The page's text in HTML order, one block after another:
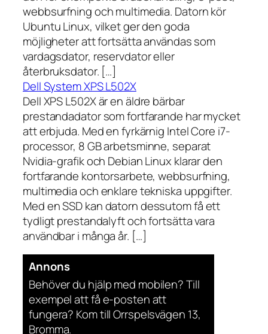
webbsurfning och multimedia. Datorn kör
Ubuntu Linux, vilket ger den goda
möjligheter att fortsätta användas som
vardagsdator, reservdator eller
återbruksdator. […]
Dell System XPS L502X
Dell XPS L502X är en äldre bärbar
prestandadator som fortfarande har mycket
att erbjuda. Med en fyrkärnig Intel Core i7-
processor, 8 GB arbetsminne, separat
Nvidia-grafik och Debian Linux klarar den
fortfarande kontorsarbete, webbsurfning,
multimedia och enklare tekniska uppgifter.
Med en SSD kan datorn dessutom få ett
tydligt prestandalyft och fortsätta vara
användbar i många år. […]
Annons
Behöver du hjälp med mobilen? Till
exempel att få e-posten att
fungera? Kom till Orrspelsvägen 13,
Bromma.